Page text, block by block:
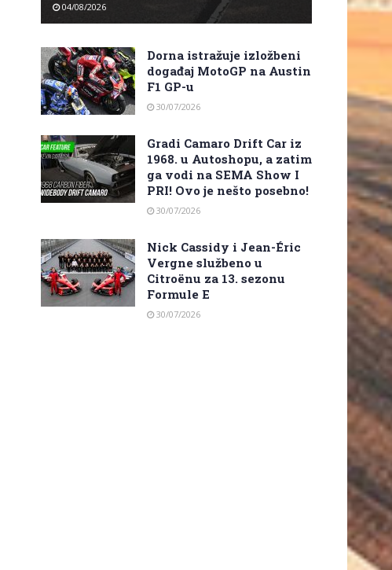
04/08/2026
Dorna istražuje izložbeni
događaj MotoGP na Austin
F1 GP-u
30/07/2026
Gradi Camaro Drift Car iz
1968. u Autoshopu, a zatim
ga vodi na SEMA Show I
PRI! Ovo je nešto posebno!
30/07/2026
Nick Cassidy i Jean-Éric
Vergne službeno u
Citroënu za 13. sezonu
Formule E
30/07/2026